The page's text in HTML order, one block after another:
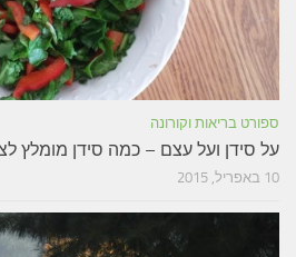
ספורט בריאות וקורונה
על סידן ועל עצם – כמה סידן מומלץ
10 באפריל, 2015